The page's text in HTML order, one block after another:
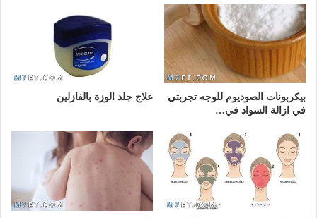
بيكربونات الصوديوم للوجه تجربتي
في ازالة السواد في…
علاج جلد الوزة بالفازلين